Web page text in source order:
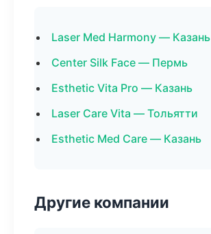
Laser Med Harmony — Казань
Center Silk Face — Пермь
Esthetic Vita Pro — Казань
Laser Care Vita — Тольятти
Esthetic Med Care — Казань
Другие компании